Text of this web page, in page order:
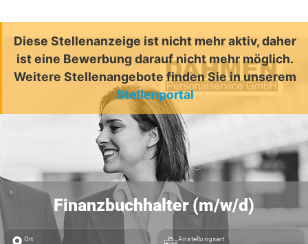
Diese Stellenanzeige ist nicht mehr aktiv, daher
ist eine Bewerbung darauf nicht mehr möglich.
Weitere Stellenangebote finden Sie in unserem
Stellenportal
Finanzbuchhalter (m/w/d)
Ort Anstellungsart